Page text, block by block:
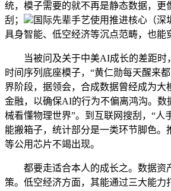
统，模子需要的就不再是静态数据，更
刮；
国际先辈手艺使用推进核心（深
具身智能、低空经济等沉点范畴，也能
当被问及关于中美AI成长的差距时，
时间序列底座模子，“黄仁勋每天醒来
界阶段，据领会，合成数据曾经成为大
金融，以确保AI的行为不偏离鸿沟。数
械看懂物理世界”。到互联网搜刮，“人
能搬箱子，统计部分是一类环节脚色。
等公用芯片不竭出现。
都要走适合本人的成长之。数据资
策。低空经济方面，其能通过三大能力